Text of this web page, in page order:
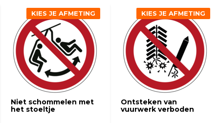
Niet schommelen met
het stoeltje
KIES JE AFMETING
Ontsteken van
vuurwerk verboden
KIES JE AFMETING